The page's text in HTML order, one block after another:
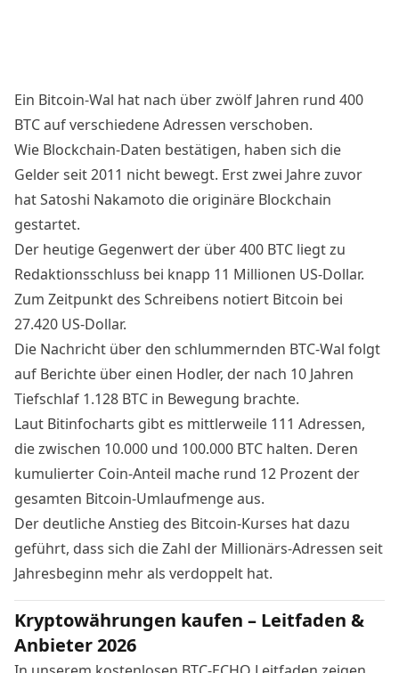
Ein Bitcoin-Wal hat nach über zwölf Jahren rund 400
BTC auf verschiedene Adressen verschoben.
Wie Blockchain-Daten bestätigen, haben sich die
Gelder seit 2011 nicht bewegt. Erst zwei Jahre zuvor
hat Satoshi Nakamoto die originäre Blockchain
gestartet.
Der heutige Gegenwert der über 400 BTC liegt zu
Redaktionsschluss bei knapp 11 Millionen US-Dollar.
Zum Zeitpunkt des Schreibens notiert Bitcoin bei
27.420 US-Dollar.
Die Nachricht über den schlummernden BTC-Wal folgt
auf Berichte über einen Hodler, der nach 10 Jahren
Tiefschlaf 1.128 BTC in Bewegung brachte.
Laut Bitinfocharts gibt es mittlerweile 111 Adressen,
die zwischen 10.000 und 100.000 BTC halten. Deren
kumulierter Coin-Anteil mache rund 12 Prozent der
gesamten Bitcoin-Umlaufmenge aus.
Der deutliche Anstieg des Bitcoin-Kurses hat dazu
geführt, dass sich die Zahl der Millionärs-Adressen seit
Jahresbeginn mehr als verdoppelt hat.
Kryptowährungen kaufen – Leitfaden &
Anbieter 2026